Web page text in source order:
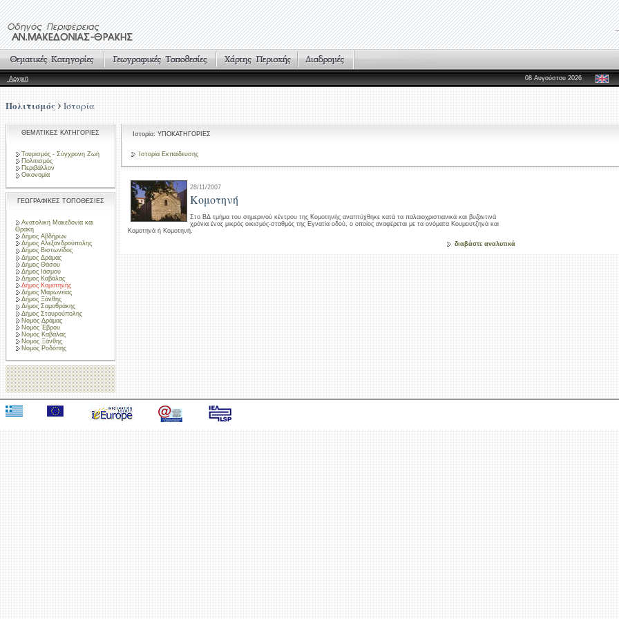
Αρχική 08 Αυγούστου 2026
Πολιτισμός Ιστορία
ΘΕΜΑΤΙΚΕΣ ΚΑΤΗΓΟΡΙΕΣ
Τουρισμός - Σύγχρονη Ζωή
Πολιτισμός
Περιβάλλον
Οικονομία
ΓΕΩΓΡΑΦΙΚΕΣ ΤΟΠΟΘΕΣΙΕΣ
Ανατολική Μακεδονία και
Θράκη
Δήμος Αβδήρων
Δήμος Αλεξανδρούπολης
Δήμος Βιστωνίδος
Δήμος Δράμας
Δήμος Θάσου
Δήμος Ιάσμου
Δήμος Καβάλας
Δήμος Κομοτηνής
Δήμος Μαρωνείας
Δήμος Ξάνθης
Δήμος Σαμοθράκης
Δήμος Σταυρούπολης
Νομός Δράμας
Νομός Έβρου
Νομός Καβάλας
Νομός Ξάνθης
Νομός Ροδόπης
Ιστορία: ΥΠΟΚΑΤΗΓΟΡΙΕΣ
Ιστορία Εκπαίδευσης
28/11/2007
Κομοτηνή
Στο BΔ τμήμα του σημερινού κέντρου της Kομοτηνής αναπτύχθηκε κατά τα παλαιοχριστιανικά και βυζαντινά
χρόνια ένας μικρός οικισμός-σταθμός της Εγνατία οδού, ο οποίος αναφέρεται με τα ονόματα Kουμουτζηνά και
Kομοτηνά ή Kομοτηνή.
διαβάστε αναλυτικά